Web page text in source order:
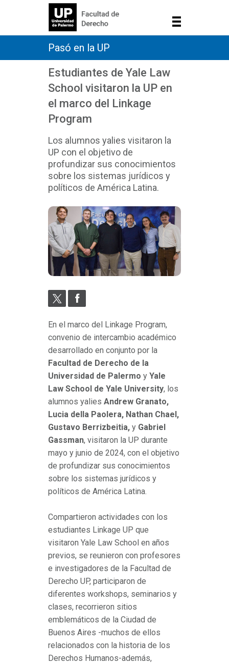
Pasó en la UP
Estudiantes de Yale Law
School visitaron la UP en
el marco del Linkage
Program
Los alumnos yalies visitaron la
UP con el objetivo de
profundizar sus conocimientos
sobre los sistemas jurídicos y
políticos de América Latina.
En el marco del Linkage Program,
convenio de intercambio académico
desarrollado en conjunto por la
Facultad de Derecho de la
Universidad de Palermo y Yale
Law School de Yale University, los
alumnos yalies Andrew Granato,
Lucia della Paolera, Nathan Chael,
Gustavo Berrizbeitia, y Gabriel
Gassman, visitaron la UP durante
mayo y junio de 2024, con el objetivo
de profundizar sus conocimientos
sobre los sistemas jurídicos y
políticos de América Latina.
Compartieron actividades con los
estudiantes Linkage UP que
visitaron Yale Law School en años
previos, se reunieron con profesores
e investigadores de la Facultad de
Derecho UP, participaron de
diferentes workshops, seminarios y
clases, recorrieron sitios
emblemáticos de la Ciudad de
Buenos Aires -muchos de ellos
relacionados con la historia de los
Derechos Humanos-además,